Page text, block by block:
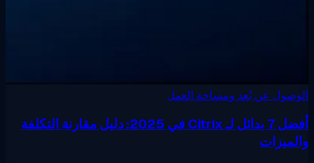
عن بُعد ومساحة العمل
أفضل 7 بدائل لـ Citrix في 2025: دليل مقارنة التكلفة